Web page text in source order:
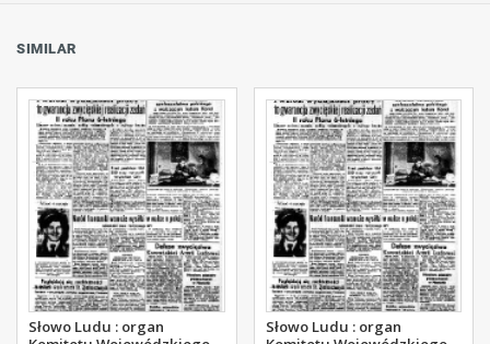
SIMILAR
Słowo Ludu : organ
Słowo Ludu : organ